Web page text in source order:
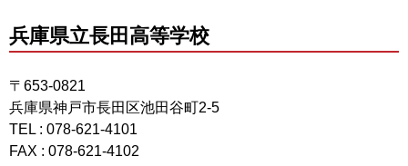
兵庫県立長田高等学校
〒653-0821
兵庫県神戸市長田区池田谷町2-5
TEL : 078-621-4101
FAX : 078-621-4102